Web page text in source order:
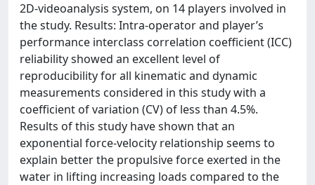
2D-videoanalysis system, on 14 players involved in
the study. Results: Intra-operator and player’s
performance interclass correlation coefficient (ICC)
reliability showed an excellent level of
reproducibility for all kinematic and dynamic
measurements considered in this study with a
coefficient of variation (CV) of less than 4.5%.
Results of this study have shown that an
exponential force-velocity relationship seems to
explain better the propulsive force exerted in the
water in lifting increasing loads compared to the